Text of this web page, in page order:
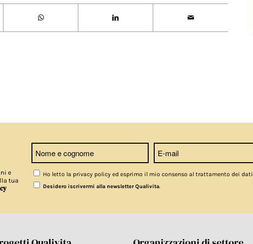
e
tua
Ho letto la privacy policy ed esprimo il mio consenso al trattamento dei dati
Desidero iscrivermi alla newsletter Qualivita